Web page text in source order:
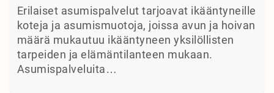
Erilaiset asumispalvelut tarjoavat ikääntyneille
koteja ja asumismuotoja, joissa avun ja hoivan
määrä mukautuu ikääntyneen yksilöllisten
tarpeiden ja elämäntilanteen mukaan.
Asumispalveluita…